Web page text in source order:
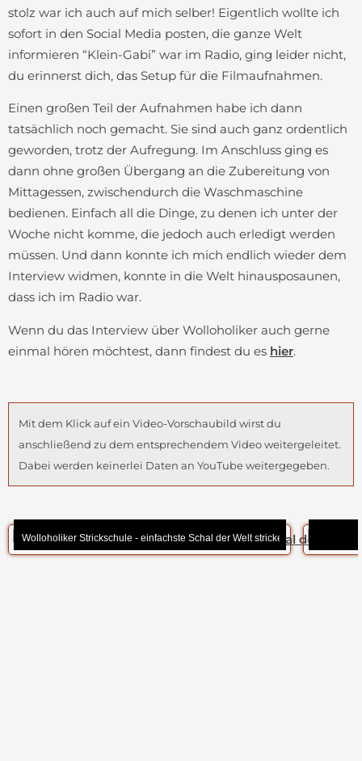
stolz war ich auch auf mich selber! Eigentlich wollte ich
sofort in den Social Media posten, die ganze Welt
informieren “Klein-Gabi” war im Radio, ging leider nicht,
du erinnerst dich, das Setup für die Filmaufnahmen.
Einen großen Teil der Aufnahmen habe ich dann
tatsächlich noch gemacht. Sie sind auch ganz ordentlich
geworden, trotz der Aufregung. Im Anschluss ging es
dann ohne großen Übergang an die Zubereitung von
Mittagessen, zwischendurch die Waschmaschine
bedienen. Einfach all die Dinge, zu denen ich unter der
Woche nicht komme, die jedoch auch erledigt werden
müssen. Und dann konnte ich mich endlich wieder dem
Interview widmen, konnte in die Welt hinausposaunen,
dass ich im Radio war.
Wenn du das Interview über Wolloholiker auch gerne
einmal hören möchtest, dann findest du es hier.
Mit dem Klick auf ein Video-Vorschaubild wirst du
anschließend zu dem entsprechendem Video weitergeleitet.
Dabei werden keinerlei Daten an YouTube weitergegeben.
Wolloholiker Strickschule - einfachste Schal der Welt stricken